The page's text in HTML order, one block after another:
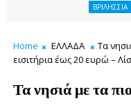
Home ΕΛΛΑΔΑ
Τα
εισιτήρια έως 20 ευρώ –
Τα νησιά με τα